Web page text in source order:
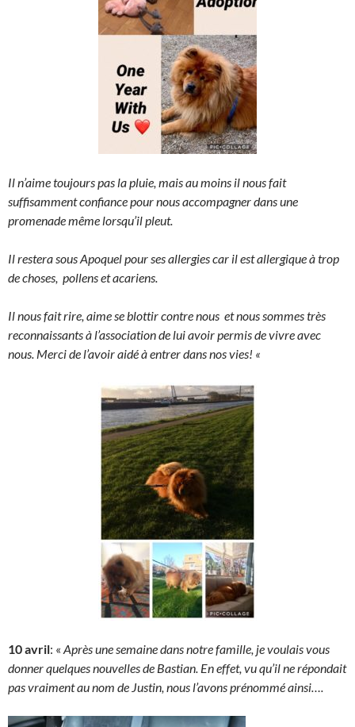
Il n’aime toujours pas la pluie, mais au moins il nous fait
suffisamment confiance pour nous accompagner dans une
promenade même lorsqu’il pleut.
Il restera sous Apoquel pour ses allergies car il est allergique à trop
de choses, pollens et acariens.
Il nous fait rire, aime se blottir contre nous et nous sommes très
reconnaissants à l’association de lui avoir permis de vivre avec
nous. Merci de l’avoir aidé à entrer dans nos vies! «
10 avril: « Après une semaine dans notre famille, je voulais vous
donner quelques nouvelles de Bastian. En effet, vu qu’il ne répondait
pas vraiment au nom de Justin, nous l’avons prénommé ainsi….